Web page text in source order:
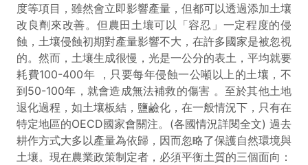
度等項目，雖然會立即影響產量，但都可以透過添加土壤
改良劑來改善。但農田土壤可以「容忍」一定程度的侵
蝕，土壤侵蝕初期對產量影響不大，在許多國家是被忽視
的。然而，土壤生成很慢，光是一公分的表土，平均就要
耗費100-400年 ，只要每年侵蝕一公噸以上的土壤，不
到50-100年，就會造成無法補救的傷害 。至於其他土地
退化過程，如土壤板結，鹽鹼化，在一般情況下，只有在
特定地區的OECD國家會關注。(各國情況詳閱全文) 過去
耕作方式大多以產量為依歸，因而忽略了保護自然環境與
土壤。現在農業政策制定者，必須平衡土質的三個面向：